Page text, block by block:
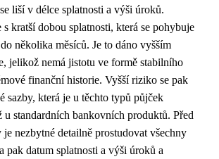
liší v délce splatnosti a výši úroků.
s kratší dobou splatnosti, která se pohybuje
několika měsíců. Je to dáno vyšším
jelikož nemá jistotu ve formě stabilního
finanční historie. Vyšší riziko se pak
sazby, která je u těchto typů půjček
u standardních bankovních produktů. Před
nezbytné detailně prostudovat všechny
pak datum splatnosti a výši úroků a